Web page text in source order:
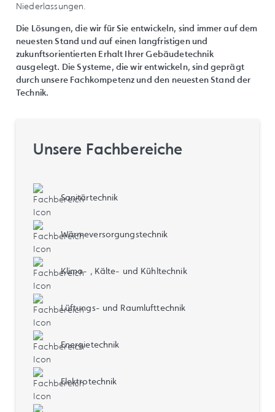
Niederlassungen.
Die Lösungen, die wir für Sie entwickeln, sind immer auf dem
neuesten Stand und auf einen langfristigen und
zukunftsorientierten Erhalt Ihrer Gebäudetechnik
ausgelegt. Die Systeme, die wir entwickeln, sind geprägt
durch unsere Fachkompetenz und den neuesten Stand der
Technik.
Unsere Fachbereiche
Sanitärtechnik
Wärmeversorgungstechnik
Klima- , Kälte- und Kühltechnik
Lüftungs- und Raumlufttechnik
Energietechnik
Elektrotechnik